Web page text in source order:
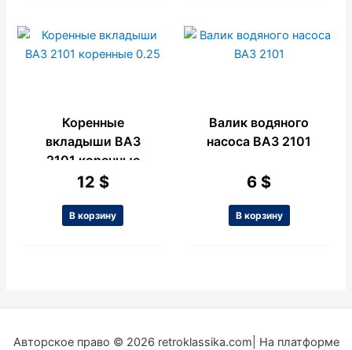
Коренные
вкладыши ВАЗ
2101 коренные
0.25
12 $
В корзину
Валик водяного
насоса ВАЗ 2101
6 $
В корзину
Авторское право © 2026 retroklassika.com| На платформе